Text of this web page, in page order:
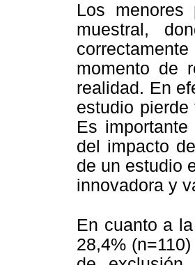
Los
muestral,
momento de
realidad. En
estudio
Es
del impacto
de un estudio
innovadora y
En cuanto a
28,4%